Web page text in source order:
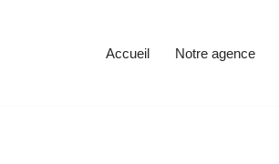
Accueil Notre agence